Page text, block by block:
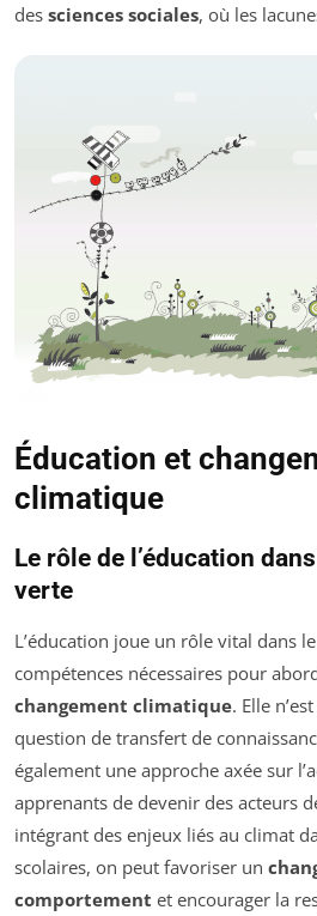
des sciences sociales, où les
Éducation et
climatique
Le rôle de l’éducation
verte
L’éducation joue un rôle vital dans
compétences nécessaires pour
changement climatique. Elle
question de transfert de
également une approche axée sur
apprenants de devenir des acteurs
intégrant des enjeux liés au climat
scolaires, on peut favoriser un
comportement et encourager la